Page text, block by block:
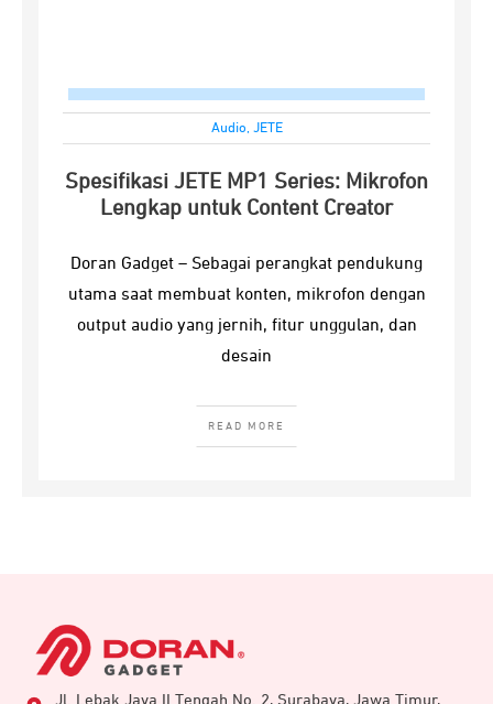
Audio, JETE
Spesifikasi JETE MP1 Series: Mikrofon
Lengkap untuk Content Creator
Doran Gadget – Sebagai perangkat pendukung
utama saat membuat konten, mikrofon dengan
output audio yang jernih, fitur unggulan, dan
desain
READ MORE
Jl. Lebak Jaya II Tengah No. 2, Surabaya, Jawa Timur,